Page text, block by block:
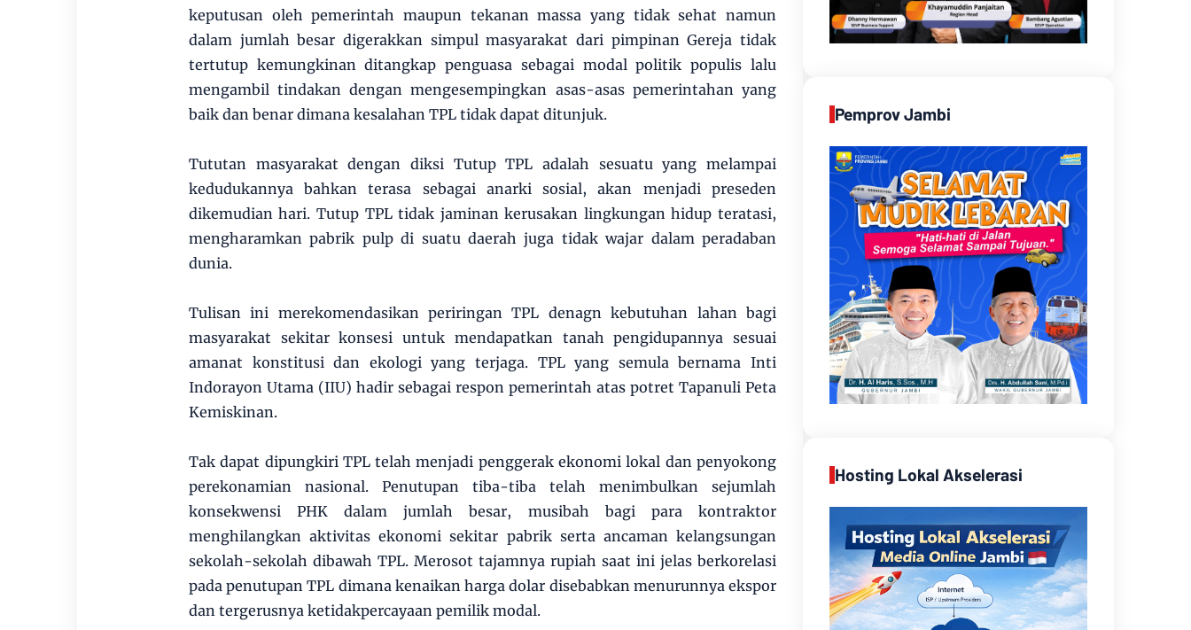
keputusan oleh pemerintah maupun tekanan massa yang tidak sehat namun
dalam jumlah besar digerakkan simpul masyarakat dari pimpinan Gereja tidak
tertutup kemungkinan ditangkap penguasa sebagai modal politik populis lalu
mengambil tindakan dengan mengesempingkan asas-asas pemerintahan yang
baik dan benar dimana kesalahan TPL tidak dapat ditunjuk.
Tututan masyarakat dengan diksi Tutup TPL adalah sesuatu yang melampai
kedudukannya bahkan terasa sebagai anarki sosial, akan menjadi preseden
dikemudian hari. Tutup TPL tidak jaminan kerusakan lingkungan hidup teratasi,
mengharamkan pabrik pulp di suatu daerah juga tidak wajar dalam peradaban
dunia.
Tulisan ini merekomendasikan periringan TPL denagn kebutuhan lahan bagi
masyarakat sekitar konsesi untuk mendapatkan tanah pengidupannya sesuai
amanat konstitusi dan ekologi yang terjaga. TPL yang semula bernama Inti
Indorayon Utama (IIU) hadir sebagai respon pemerintah atas potret Tapanuli Peta
Kemiskinan.
Tak dapat dipungkiri TPL telah menjadi penggerak ekonomi lokal dan penyokong
perekonamian nasional. Penutupan tiba-tiba telah menimbulkan sejumlah
konsekwensi PHK dalam jumlah besar, musibah bagi para kontraktor
menghilangkan aktivitas ekonomi sekitar pabrik serta ancaman kelangsungan
sekolah-sekolah dibawah TPL. Merosot tajamnya rupiah saat ini jelas berkorelasi
pada penutupan TPL dimana kenaikan harga dolar disebabkan menurunnya ekspor
dan tergerusnya ketidakpercayaan pemilik modal.
Pemprov Jambi
Hosting Lokal Akselerasi